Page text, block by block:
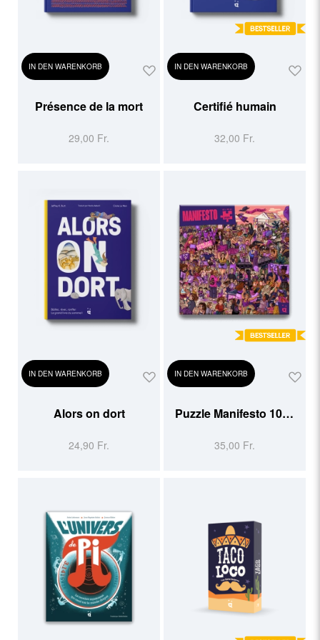
IN DEN WARENKORB
Présence de la mort
29,00 Fr.
IN DEN WARENKORB
Certifié humain
32,00 Fr.
IN DEN WARENKORB
Alors on dort
24,90 Fr.
IN DEN WARENKORB
Puzzle Manifesto 1000
35,00 Fr.